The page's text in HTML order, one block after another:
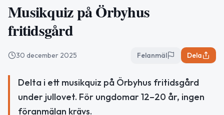
Musikquiz på Örbyhus
fritidsgård
30 december 2025 Felanmäl Dela
Delta i ett musikquiz på Örbyhus fritidsgård
under jullovet. För ungdomar 12–20 år, ingen
föranmälan krävs.